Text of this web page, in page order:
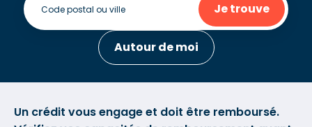
Je trouve
Autour de moi
Un crédit vous engage et doit être remboursé.